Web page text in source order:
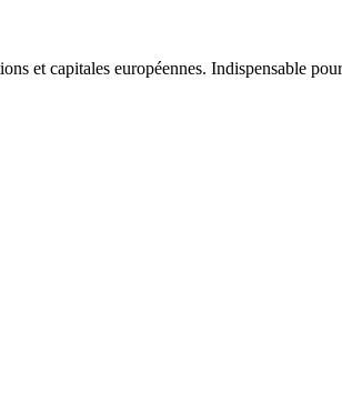
et capitales européennes. Indispensable